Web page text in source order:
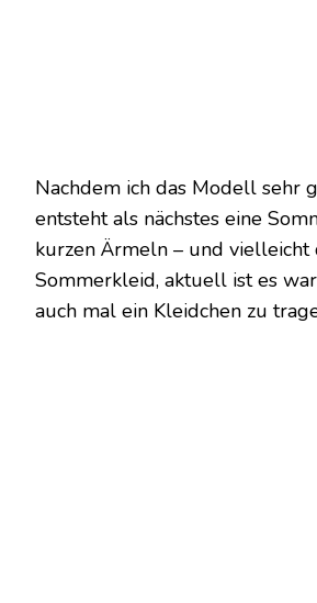
Nachdem ich das Modell sehr
entsteht als nächstes eine
kurzen Ärmeln – und vielleicht
Sommerkleid, aktuell ist es
auch mal ein Kleidchen zu